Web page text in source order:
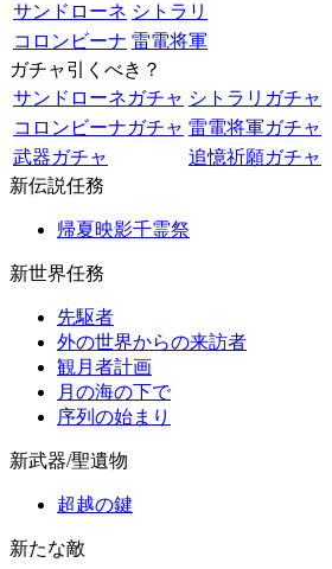
サンドローネ シトラリ
コロンビーナ 雷電将軍
ガチャ引くべき？
サンドローネガチャ シトラリガチャ
コロンビーナガチャ 雷電将軍ガチャ
武器ガチャ
追憶祈願ガチャ
新伝説任務
帰夏映影千霊祭
新世界任務
先駆者
外の世界からの来訪者
観月者計画
月の海の下で
序列の始まり
新武器/聖遺物
超越の鍵
新たな敵